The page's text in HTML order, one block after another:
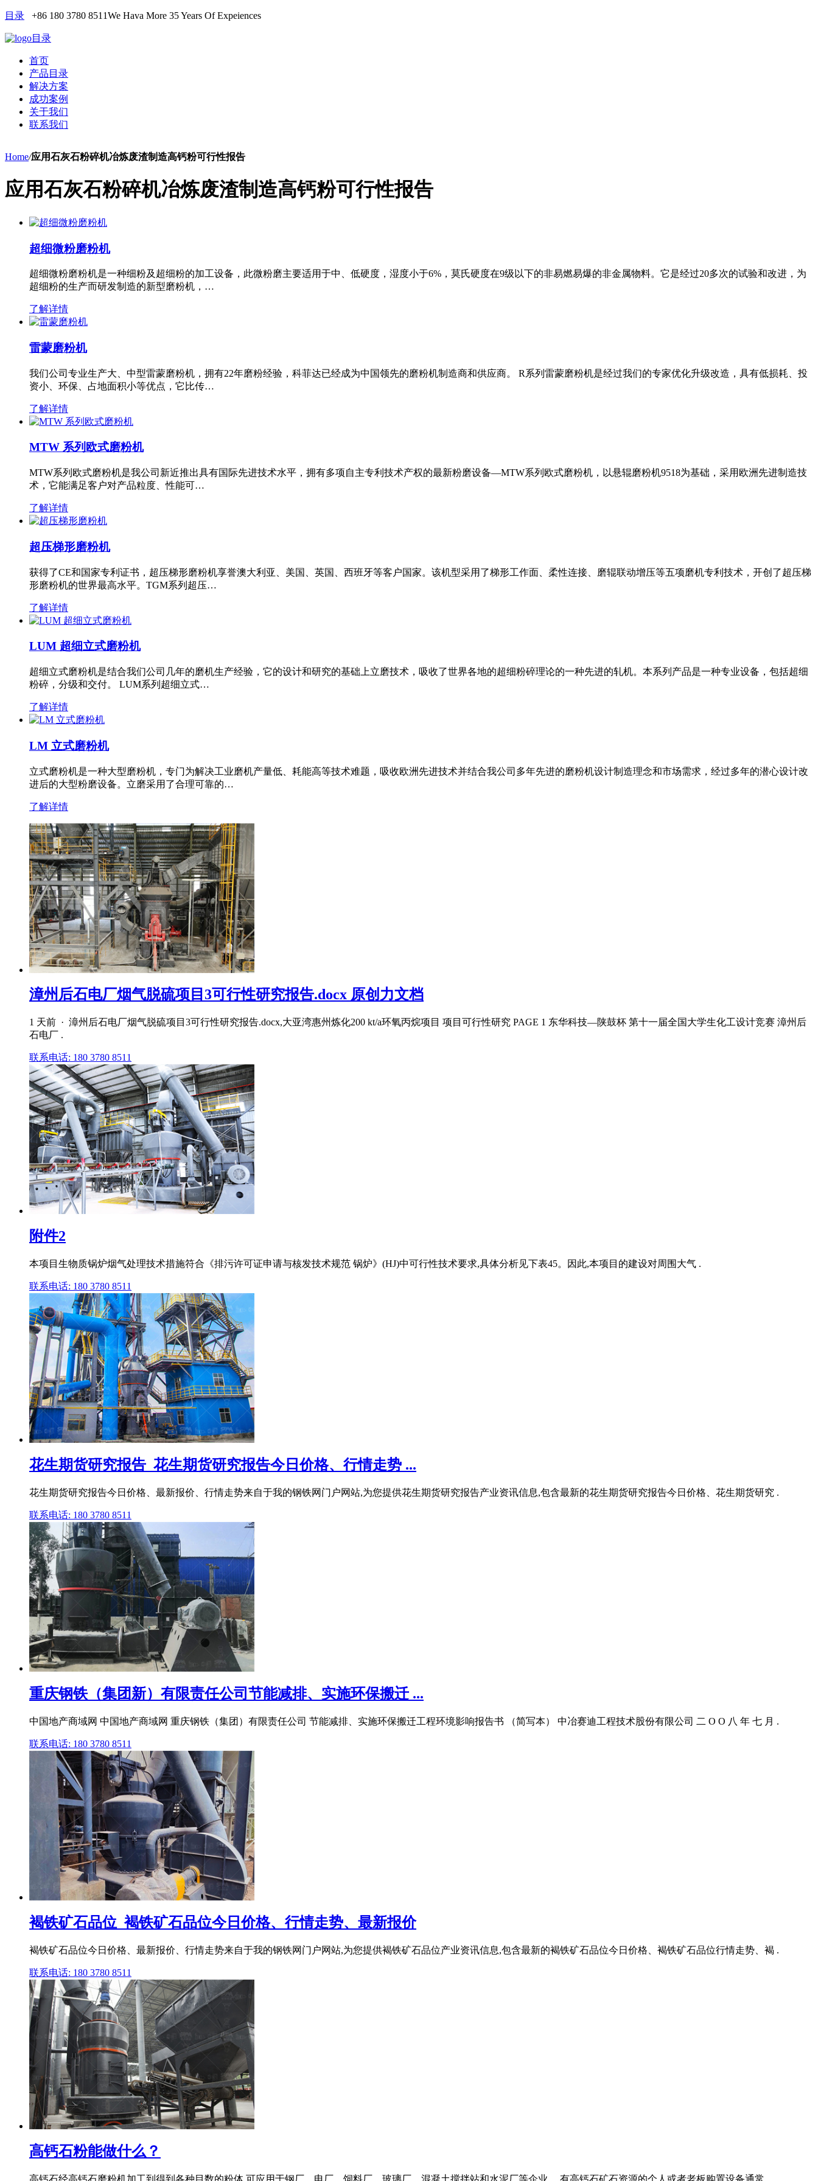
目录 +86 180 3780 8511We Hava More 35 Years Of Expeiences
目录
首页
产品目录
解决方案
成功案例
关于我们
联系我们
Home/应用石灰石粉碎机冶炼废渣制造高钙粉可行性报告
应用石灰石粉碎机冶炼废渣制造高钙粉可行性报告
超细微粉磨粉机
超细微粉磨粉机是一种细粉及超细粉的加工设备，此微粉磨主要适用于中、低硬度，湿度小于6%，莫氏硬度在9级以下的非易燃易爆的非金属物料。它是经过20多次的试验和改进，为
超细粉的生产而研发制造的新型磨粉机，…
了解详情
雷蒙磨粉机
我们公司专业生产大、中型雷蒙磨粉机，拥有22年磨粉经验，科菲达已经成为中国领先的磨粉机制造商和供应商。 R系列雷蒙磨粉机是经过我们的专家优化升级改造，具有低损耗、投
资小、环保、占地面积小等优点，它比传…
了解详情
MTW 系列欧式磨粉机
MTW系列欧式磨粉机是我公司新近推出具有国际先进技术水平，拥有多项自主专利技术产权的最新粉磨设备—MTW系列欧式磨粉机，以悬辊磨粉机9518为基础，采用欧洲先进制造技
术，它能满足客户对产品粒度、性能可…
了解详情
超压梯形磨粉机
获得了CE和国家专利证书，超压梯形磨粉机享誉澳大利亚、美国、英国、西班牙等客户国家。该机型采用了梯形工作面、柔性连接、磨辊联动增压等五项磨机专利技术，开创了超压梯
形磨粉机的世界最高水平。TGM系列超压…
了解详情
LUM 超细立式磨粉机
超细立式磨粉机是结合我们公司几年的磨机生产经验，它的设计和研究的基础上立磨技术，吸收了世界各地的超细粉碎理论的一种先进的轧机。本系列产品是一种专业设备，包括超细
粉碎，分级和交付。 LUM系列超细立式…
了解详情
LM 立式磨粉机
立式磨粉机是一种大型磨粉机，专门为解决工业磨机产量低、耗能高等技术难题，吸收欧洲先进技术并结合我公司多年先进的磨粉机设计制造理念和市场需求，经过多年的潜心设计改
进后的大型粉磨设备。立磨采用了合理可靠的…
了解详情
漳州后石电厂烟气脱硫项目3可行性研究报告.docx 原创力文档
1 天前 · 漳州后石电厂烟气脱硫项目3可行性研究报告.docx,大亚湾惠州炼化200 kt/a环氧丙烷项目 项目可行性研究 PAGE 1 东华科技—陕鼓杯 第十一届全国大学生化工设计竞赛 漳州后
石电厂 .
联系电话: 180 3780 8511
附件2
本项目生物质锅炉烟气处理技术措施符合《排污许可证申请与核发技术规范 锅炉》(HJ)中可行性技术要求,具体分析见下表45。因此,本项目的建设对周围大气 .
联系电话: 180 3780 8511
花生期货研究报告_花生期货研究报告今日价格、行情走势 ...
花生期货研究报告今日价格、最新报价、行情走势来自于我的钢铁网门户网站,为您提供花生期货研究报告产业资讯信息,包含最新的花生期货研究报告今日价格、花生期货研究 .
联系电话: 180 3780 8511
重庆钢铁（集团新）有限责任公司节能减排、实施环保搬迁 ...
中国地产商域网 中国地产商域网 重庆钢铁（集团）有限责任公司 节能减排、实施环保搬迁工程环境影响报告书 （简写本） 中冶赛迪工程技术股份有限公司 二 Ο Ο 八 年 七 月 .
联系电话: 180 3780 8511
褐铁矿石品位_褐铁矿石品位今日价格、行情走势、最新报价
褐铁矿石品位今日价格、最新报价、行情走势来自于我的钢铁网门户网站,为您提供褐铁矿石品位产业资讯信息,包含最新的褐铁矿石品位今日价格、褐铁矿石品位行情走势、褐 .
联系电话: 180 3780 8511
高钙石粉能做什么？
高钙石经高钙石磨粉机加工到得到各种目数的粉体,可应用于钢厂、电厂、饲料厂、玻璃厂、混凝土搅拌站和水泥厂等企业。 有高钙石矿石资源的个人或者老板购置设备通常 .